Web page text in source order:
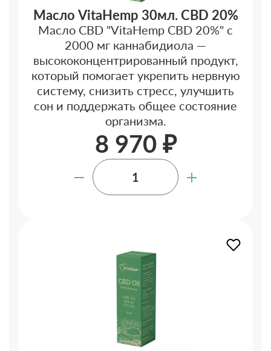
Масло VitaHemp 30мл. CBD 20%
Масло CBD "VitaHemp CBD 20%" с
2000 мг каннабидиола —
высококонцентрированный продукт,
который помогает укрепить нервную
систему, снизить стресс, улучшить
сон и поддержать общее состояние
организма.
8 970 ₽